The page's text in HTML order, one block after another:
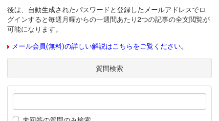
後は、自動生成されたパスワードと登録したメールアドレスでロ
グインすると毎週月曜からの一週間あたり2つの記事の全文閲覧が
可能になります。
メール会員(無料)の詳しい解説はこちらをご覧ください。
質問検索